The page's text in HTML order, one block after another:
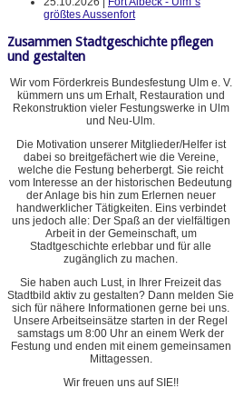
größtes Aussenfort
Zusammen Stadtgeschichte pflegen
und gestalten
Wir vom Förderkreis Bundesfestung Ulm e. V.
kümmern uns um Erhalt, Restauration und
Rekonstruktion vieler Festungswerke in Ulm
und Neu-Ulm.
Die Motivation unserer Mitglieder/Helfer ist
dabei so breitgefächert wie die Vereine,
welche die Festung beherbergt. Sie reicht
vom Interesse an der historischen Bedeutung
der Anlage bis hin zum Erlernen neuer
handwerklicher Tätigkeiten. Eins verbindet
uns jedoch alle: Der Spaß an der vielfältigen
Arbeit in der Gemeinschaft, um
Stadtgeschichte erlebbar und für alle
zugänglich zu machen.
Sie haben auch Lust, in Ihrer Freizeit das
Stadtbild aktiv zu gestalten? Dann melden Sie
sich für nähere Informationen gerne bei uns.
Unsere Arbeitseinsätze starten in der Regel
samstags um 8:00 Uhr an einem Werk der
Festung und enden mit einem gemeinsamen
Mittagessen.
Wir freuen uns auf SIE!!